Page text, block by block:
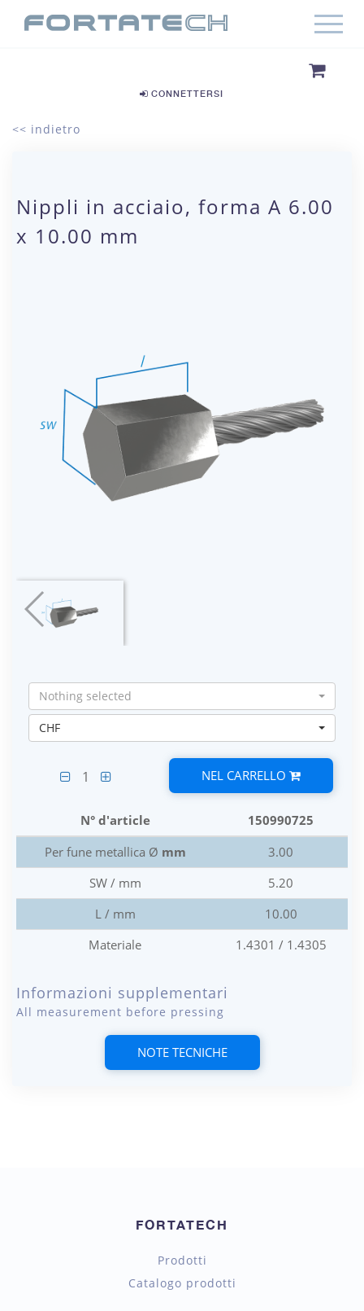
CONNETTERSI
<< indietro
Nippli in acciaio, forma A 6.00
x 10.00 mm
Nothing selected
CHF
1 NEL CARRELLO
N° d'article
150990725
Per fune metallica Ø mm
3.00
SW / mm
5.20
L / mm
10.00
Materiale
1.4301 / 1.4305
Informazioni supplementari
All measurement before pressing
NOTE TECNICHE
FORTATECH
Prodotti
Catalogo prodotti